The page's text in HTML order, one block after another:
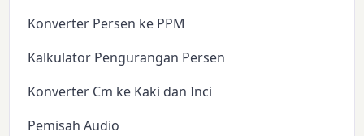
Konverter Persen ke PPM
Kalkulator Pengurangan Persen
Konverter Cm ke Kaki dan Inci
Pemisah Audio